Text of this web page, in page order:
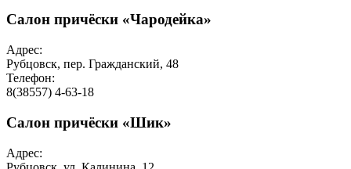
Салон причёски «Чародейка»
Адрес:
Рубцовск, пер. Гражданский, 48
Телефон:
8(38557) 4-63-18
Салон причёски «Шик»
Адрес: